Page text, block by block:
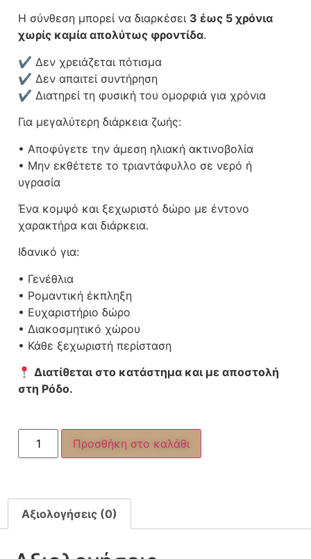
Η σύνθεση μπορεί να διαρκέσει 3 έως 5 χρόνια
χωρίς καμία απολύτως φροντίδα.
✔ Δεν χρειάζεται πότισμα
✔ Δεν απαιτεί συντήρηση
✔ Διατηρεί τη φυσική του ομορφιά για χρόνια
Για μεγαλύτερη διάρκεια ζωής:
• Αποφύγετε την άμεση ηλιακή ακτινοβολία
• Μην εκθέτετε το τριαντάφυλλο σε νερό ή
υγρασία
Ένα κομψό και ξεχωριστό δώρο με έντονο
χαρακτήρα και διάρκεια.
Ιδανικό για:
• Γενέθλια
• Ρομαντική έκπληξη
• Ευχαριστήριο δώρο
• Διακοσμητικό χώρου
• Κάθε ξεχωριστή περίσταση
Διατίθεται στο κατάστημα και με αποστολή
στη Ρόδο.
Προσθήκη στο καλάθι
Αξιολογήσεις (0)